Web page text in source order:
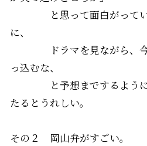
と思って面白がってい
に、
ドラマを見ながら、今
っ込むな、
と予想までするように
たるとうれしい。
その２ 岡山弁がすごい。